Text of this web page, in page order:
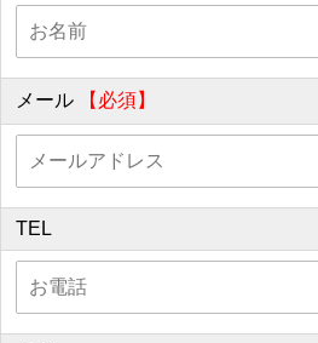
メール 【必須】
TEL